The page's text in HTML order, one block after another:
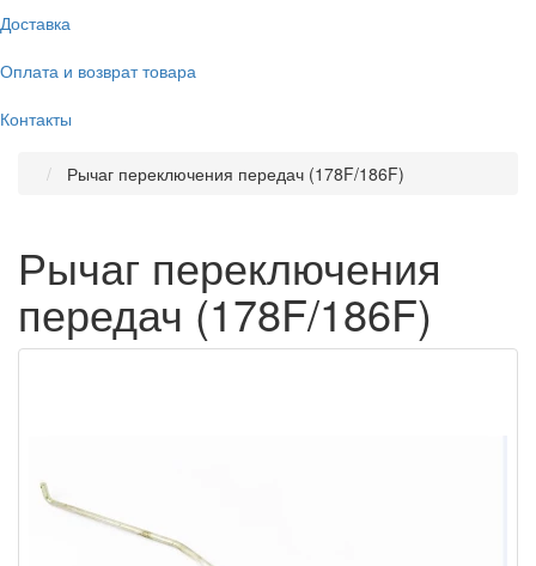
Доставка
Оплата и возврат товара
Контакты
Рычаг переключения передач (178F/186F)
Рычаг переключения
передач (178F/186F)